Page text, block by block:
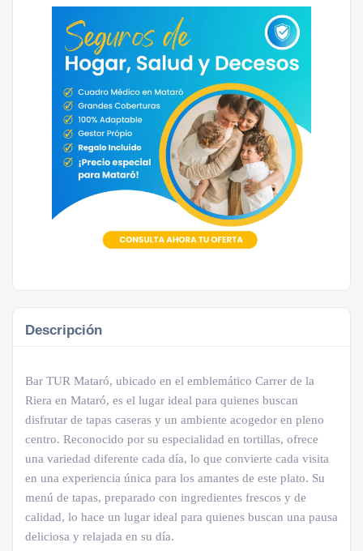
Descripción
Bar TUR Mataró, ubicado en el emblemático Carrer de la
Riera en Mataró, es el lugar ideal para quienes buscan
disfrutar de tapas caseras y un ambiente acogedor en pleno
centro. Reconocido por su especialidad en tortillas, ofrece
una variedad diferente cada día, lo que convierte cada visita
en una experiencia única para los amantes de este plato. Su
menú de tapas, preparado con ingredientes frescos y de
calidad, lo hace un lugar ideal para quienes buscan una pausa
deliciosa y relajada en su día.